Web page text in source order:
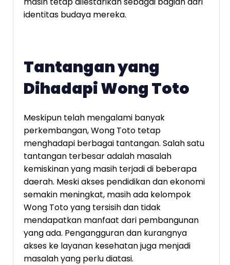
identitas budaya mereka.
Tantangan yang
Dihadapi Wong Toto
Meskipun telah mengalami banyak
perkembangan, Wong Toto tetap
menghadapi berbagai tantangan. Salah satu
tantangan terbesar adalah masalah
kemiskinan yang masih terjadi di beberapa
daerah. Meski akses pendidikan dan ekonomi
semakin meningkat, masih ada kelompok
Wong Toto yang tersisih dan tidak
mendapatkan manfaat dari pembangunan
yang ada. Pengangguran dan kurangnya
akses ke layanan kesehatan juga menjadi
masalah yang perlu diatasi.